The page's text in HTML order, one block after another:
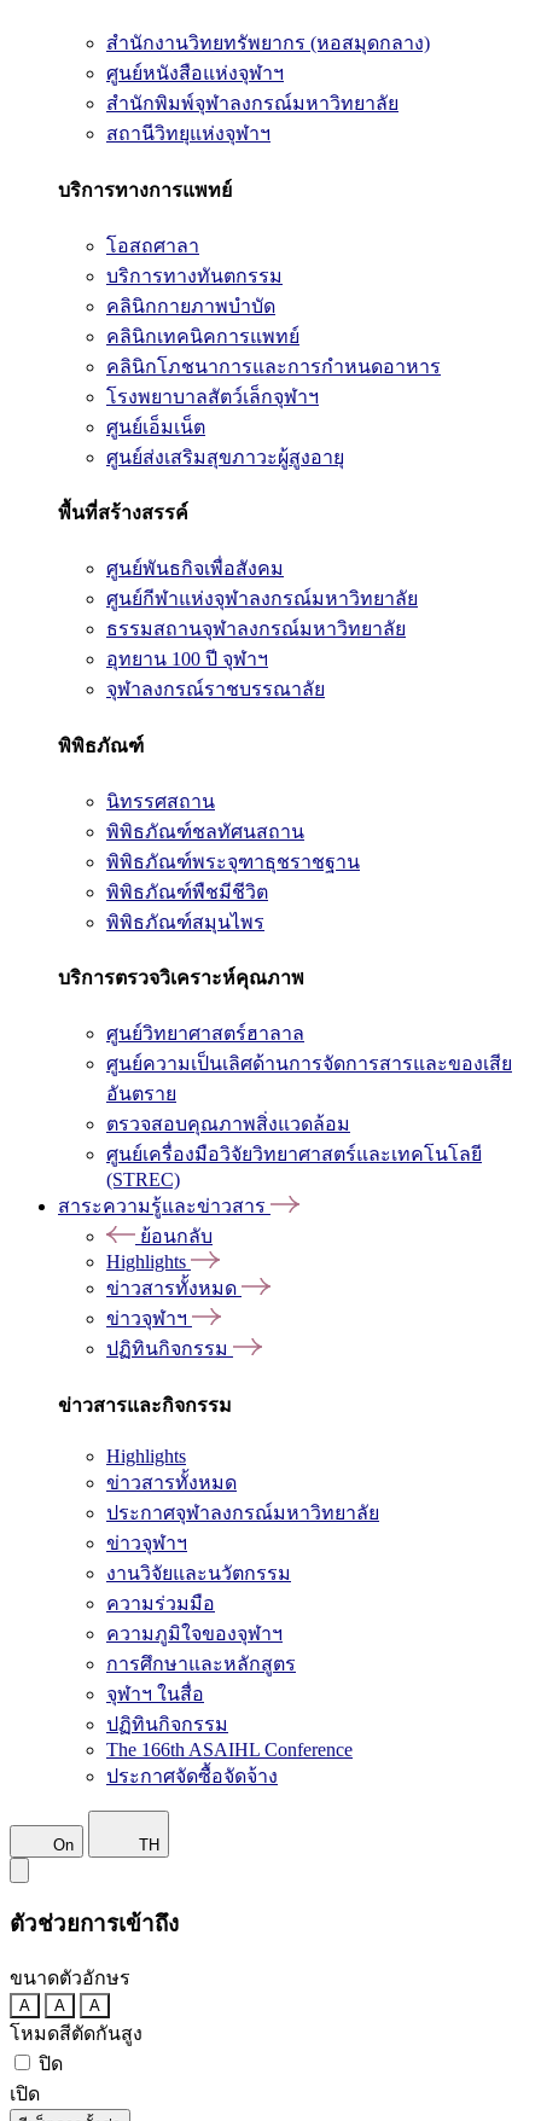
สำนักงานวิทยทรัพยากร (หอสมุดกลาง)
ศูนย์หนังสือแห่งจุฬาฯ
สำนักพิมพ์จุฬาลงกรณ์มหาวิทยาลัย
สถานีวิทยุแห่งจุฬาฯ
บริการทางการแพทย์
โอสถศาลา
บริการทางทันตกรรม
คลินิกกายภาพบำบัด
คลินิกเทคนิคการแพทย์
คลินิกโภชนาการและการกำหนดอาหาร
โรงพยาบาลสัตว์เล็กจุฬาฯ
ศูนย์เอ็มเน็ต
ศูนย์ส่งเสริมสุขภาวะผู้สูงอายุ
พื้นที่สร้างสรรค์
ศูนย์พันธกิจเพื่อสังคม
ศูนย์กีฬาแห่งจุฬาลงกรณ์มหาวิทยาลัย
ธรรมสถานจุฬาลงกรณ์มหาวิทยาลัย
อุทยาน 100 ปี จุฬาฯ
จุฬาลงกรณ์ราชบรรณาลัย
พิพิธภัณฑ์
นิทรรศสถาน
พิพิธภัณฑ์ชลทัศนสถาน
พิพิธภัณฑ์พระจุฑาธุชราชฐาน
พิพิธภัณฑ์พืชมีชีวิต
พิพิธภัณฑ์สมุนไพร
บริการตรวจวิเคราะห์คุณภาพ
ศูนย์วิทยาศาสตร์ฮาลาล
ศูนย์ความเป็นเลิศด้านการจัดการสารและของเสีย
อันตราย
ตรวจสอบคุณภาพสิ่งแวดล้อม
ศูนย์เครื่องมือวิจัยวิทยาศาสตร์และเทคโนโลยี
(STREC)
สาระความรู้และข่าวสาร
ย้อนกลับ
Highlights
ข่าวสารทั้งหมด
ข่าวจุฬาฯ
ปฏิทินกิจกรรม
ข่าวสารและกิจกรรม
Highlights
ข่าวสารทั้งหมด
ประกาศจุฬาลงกรณ์มหาวิทยาลัย
ข่าวจุฬาฯ
งานวิจัยและนวัตกรรม
ความร่วมมือ
ความภูมิใจของจุฬาฯ
การศึกษาและหลักสูตร
จุฬาฯ ในสื่อ
ปฏิทินกิจกรรม
The 166th ASAIHL Conference
ประกาศจัดซื้อจัดจ้าง
On TH
ตัวช่วยการเข้าถึง
ขนาดตัวอักษร
A A A
โหมดสีตัดกันสูง
ปิด
เปิด